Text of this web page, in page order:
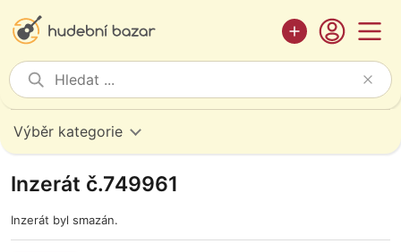
Výběr kategorie
Inzerát č.749961
Inzerát byl smazán.